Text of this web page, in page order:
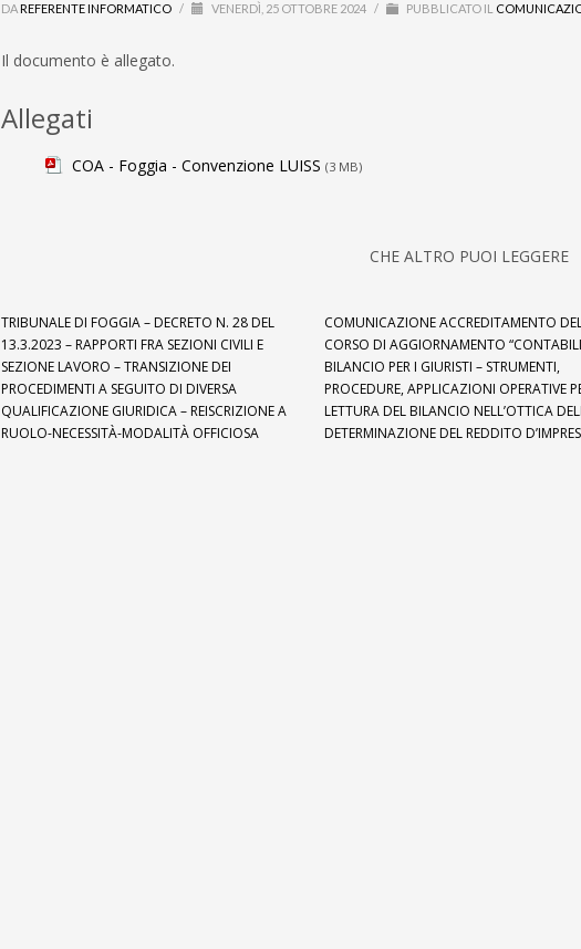
DA REFERENTE INFORMATICO / VENERDÌ, 25 OTTOBRE 2024 / PUBBLICATO IL
Il documento è allegato.
Allegati
COA - Foggia - Convenzione LUISS (3 MB)
CHE ALTRO PUOI LEGGERE
TRIBUNALE DI FOGGIA – DECRETO N. 28 DEL
13.3.2023 – RAPPORTI FRA SEZIONI CIVILI E
SEZIONE LAVORO – TRANSIZIONE DEI
PROCEDIMENTI A SEGUITO DI DIVERSA
QUALIFICAZIONE GIURIDICA – REISCRIZIONE A
RUOLO-NECESSITÀ-MODALITÀ OFFICIOSA
COMUNICAZIONE ACCREDITAMENTO
CORSO DI AGGIORNAMENTO
BILANCIO PER I GIURISTI – STRUMENTI,
PROCEDURE, APPLICAZIONI OPERATIVE
LETTURA DEL BILANCIO NELL’OTTICA
DETERMINAZIONE DEL REDDITO